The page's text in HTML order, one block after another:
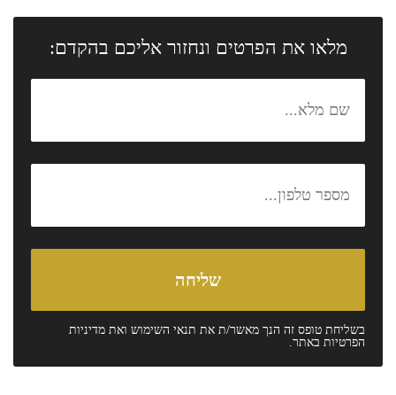
מלאו את הפרטים ונחזור אליכם בהקדם:
בשליחת טופס זה הנך מאשר/ת את תנאי השימוש ואת מדיניות
הפרטיות באתר.